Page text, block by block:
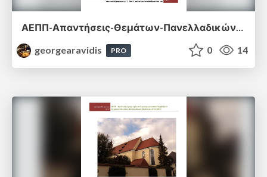
ΑΕΠΠ-Απαντήσεις-Θεμάτων-Πανελλαδικών-Εξετάσεων-2016.pdf
georgearavidis
PRO 0 14